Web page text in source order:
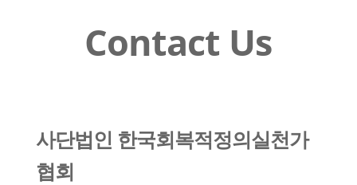
Contact Us
사단법인 한국회복적정의실천가
협회